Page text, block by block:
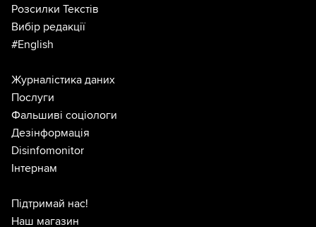
Розсилки Текстів
Вибір редакції
#English
Журналістика даних
Послуги
Фальшиві соціологи
Дезінформація
Disinfomonitor
Інтернам
Підтримай нас!
Наш магазин